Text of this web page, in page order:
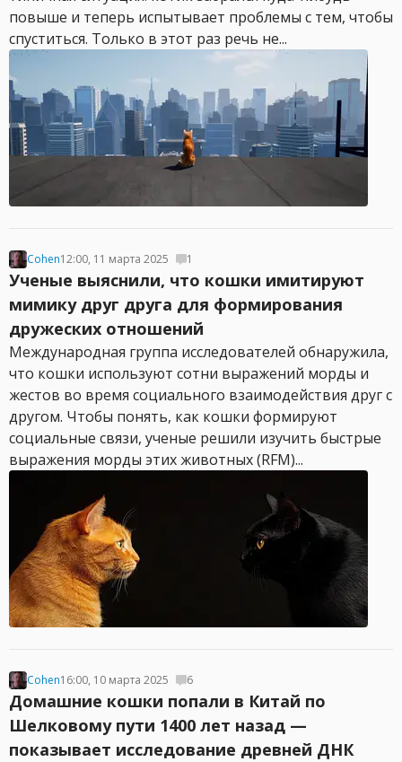
повыше и теперь испытывает проблемы с тем, чтобы
спуститься. Только в этот раз речь не...
Cohen12:00, 11 марта 2025 1
Ученые выяснили, что кошки имитируют
мимику друг друга для формирования
дружеских отношений
Международная группа исследователей обнаружила,
что кошки используют сотни выражений морды и
жестов во время социального взаимодействия друг с
другом. Чтобы понять, как кошки формируют
социальные связи, ученые решили изучить быстрые
выражения морды этих животных (RFM)...
Cohen16:00, 10 марта 2025 6
Домашние кошки попали в Китай по
Шелковому пути 1400 лет назад —
показывает исследование древней ДНК